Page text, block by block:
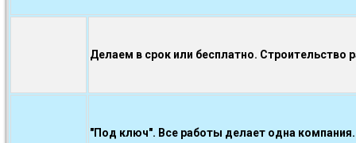
Делаем в срок или бесплатно. Строительство
"Под ключ". Все работы делает одна компания.